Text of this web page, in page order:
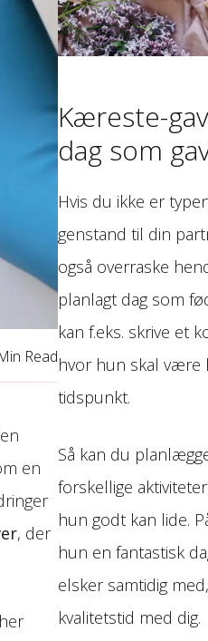
Read
en
, der
Kæreste-
dag som
Hvis du ikke er
genstand til din
også overraske
planlagt dag som
kan f.eks. skrive et
hvor hun skal være
tidspunkt.
Så kan du
forskellige
hun godt kan lide.
hun en fantastisk
elsker samtidig
kvalitetstid med dig.